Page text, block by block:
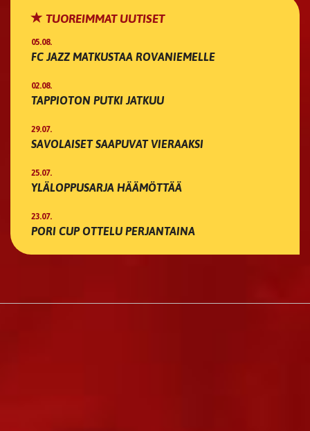
TUOREIMMAT UUTISET
05.08.
FC JAZZ MATKUSTAA ROVANIEMELLE
02.08.
TAPPIOTON PUTKI JATKUU
29.07.
SAVOLAISET SAAPUVAT VIERAAKSI
25.07.
YLÄLOPPUSARJA HÄÄMÖTTÄÄ
23.07.
PORI CUP OTTELU PERJANTAINA